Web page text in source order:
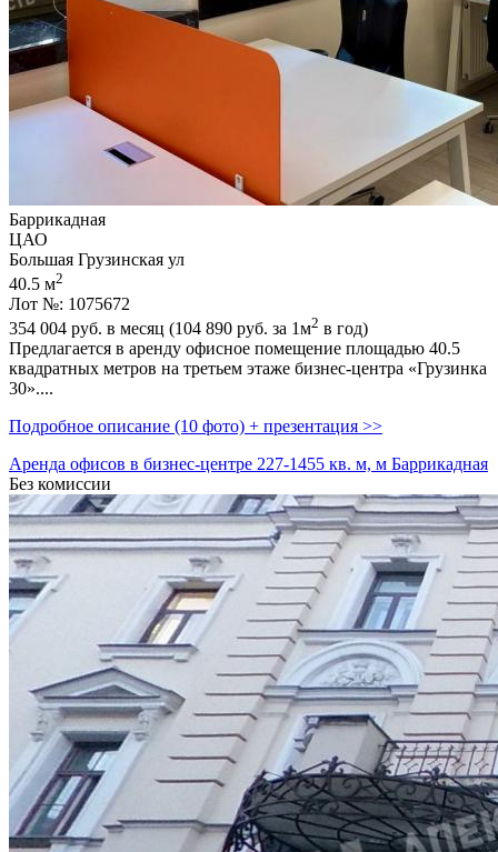
Баррикадная
ЦАО
Большая Грузинская ул
40.5 м2
Лот №: 1075672
354 004 руб. в месяц (104 890 руб. за 1м2 в год)
Предлагается в аренду офисное помещение площадью 40.5
квадратных метров на третьем этаже бизнес-центра «Грузинка
30»....
Подробное описание (10 фото) + презентация >>
Аренда офисов в бизнес-центре 227-1455 кв. м, м Баррикадная
Без комиссии